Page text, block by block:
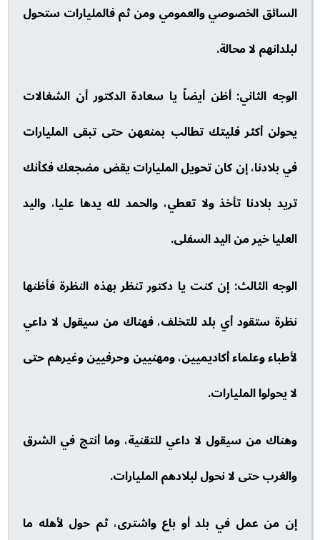
السائق الخصوصي والعمومي ومن ثم فالمليارات ستحول
لبلدانهم لا محالة.
الوجه الثاني: أظن أيضاً يا سعادة الدكتور أن الشغالات
يحولن أكثر فليتك تطالب بمنعهن حتى تبقى المليارات
في بلادنا، إن كان تحويل المليارات يقض مضجعك فكأنك
تريد بلادنا تأخذ ولا تعطي، والحمد لله يدها عليا، واليد
العليا خير من اليد السفلى.
الوجه الثالث: إن كنت يا دكتور تنظر بهذه النظرة فأظنها
نظرة ستقود أي بلد للتخلف، فهناك من سيقول لا داعي
لأطباء وعلماء أكاديميين، ومهنيين وحرفيين وغيرهم حتى
لا يحولوا المليارات.
وهناك من سيقول لا داعي للتقنية، وما أنتج في الشرق
والغرب حتى لا نحول لبلادهم المليارات.
إن من عمل في بلد أو باع واشترى، ثم حول لأهله ما